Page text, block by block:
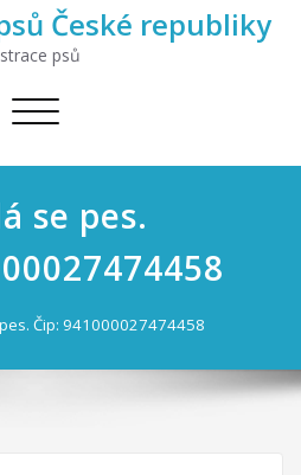
České republiky
psů
Toggle
se pes.
Čip: 941000027474458